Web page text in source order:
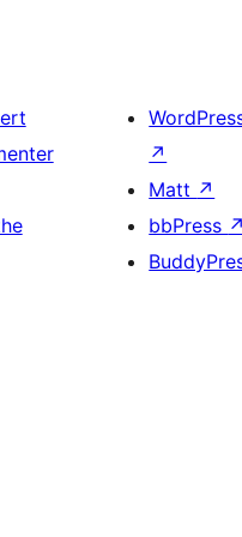
↗
Matt ↗
bbPress ↗